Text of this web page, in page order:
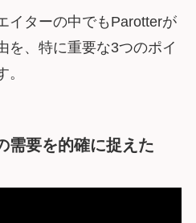
イターの中でもParotterが
を、特に重要な3つのポイ
要を的確に捉えた